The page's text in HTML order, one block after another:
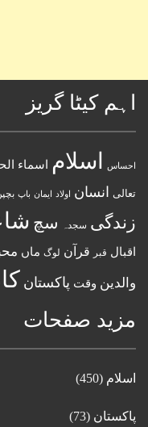
اہم کیٹا گریز
احساس اسلام اسماء
تعالی انسان اولاد ایمان باپ
زندگی سجدہ سچ
اقبال قبر قرآن لوگ ماں
والدین وقت پاکستان
مزید صفحات
اسلام (450)
پاکستان (73)